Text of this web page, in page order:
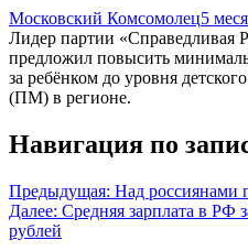
Московский Комсомолец5
Лидер партии «Справедливая
предложил повысить
за ребёнком до уровня
(ПМ) в регионе.
Навигация по
Предыдущая: Над россиянами
Далее: Средняя зарплата в РФ
рублей